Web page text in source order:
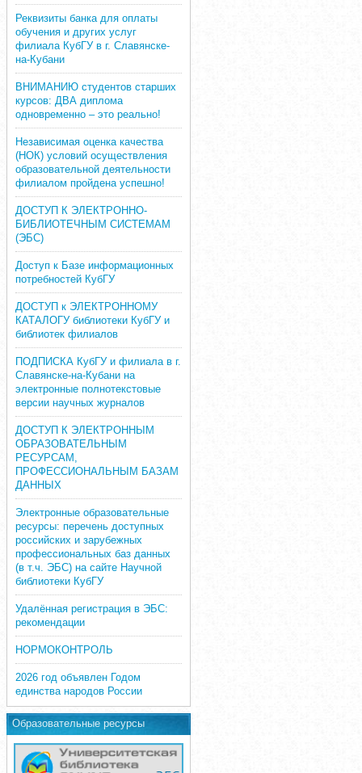
Реквизиты банка для оплаты
обучения и других услуг
филиала КубГУ в г. Славянске-
на-Кубани
ВНИМАНИЮ студентов старших
курсов: ДВА диплома
одновременно – это реально!
Независимая оценка качества
(НОК) условий осуществления
образовательной деятельности
филиалом пройдена успешно!
ДОСТУП К ЭЛЕКТРОННО-
БИБЛИОТЕЧНЫМ СИСТЕМАМ
(ЭБС)
Доступ к Базе информационных
потребностей КубГУ
ДОСТУП к ЭЛЕКТРОННОМУ
КАТАЛОГУ библиотеки КубГУ и
библиотек филиалов
ПОДПИСКА КубГУ и филиала в г.
Славянске-на-Кубани на
электронные полнотекстовые
версии научных журналов
ДОСТУП К ЭЛЕКТРОННЫМ
ОБРАЗОВАТЕЛЬНЫМ
РЕСУРСАМ,
ПРОФЕССИОНАЛЬНЫМ БАЗАМ
ДАННЫХ
Электронные образовательные
ресурсы: перечень доступных
российских и зарубежных
профессиональных баз данных
(в т.ч. ЭБС) на сайте Научной
библиотеки КубГУ
Удалённая регистрация в ЭБС:
рекомендации
НОРМОКОНТРОЛЬ
2026 год объявлен Годом
единства народов России
Образовательные ресурсы